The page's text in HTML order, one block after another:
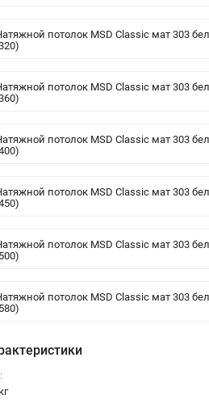
потолок MSD Classic мат 303
потолок MSD Classic мат 303
потолок MSD Classic мат 303
потолок MSD Classic мат 303
потолок MSD Classic мат 303
потолок MSD Classic мат 303